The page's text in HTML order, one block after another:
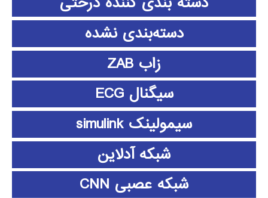
دسته‌بندی نشده
زاب ZAB
سیگنال ECG
سیمولینک simulink
شبکه آدلاین
شبکه عصبی CNN